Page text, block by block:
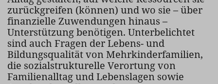
zurückgreifen (können) und wo sie – über
finanzielle Zuwendungen hinaus –
Unterstützung benötigen. Unterbelichtet
sind auch Fragen der Lebens- und
Bildungsqualität von Mehrkinderfamilien,
die sozialstrukturelle Verortung von
Familienalltag und Lebenslagen sowie